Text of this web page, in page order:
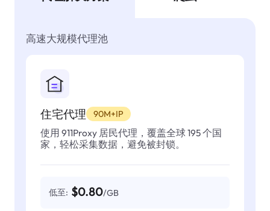
高速大规模代理池
住宅代理 90M+IP
使用 911Proxy 居民代理，覆盖全球 195 个国
家，轻松采集数据，避免被封锁。
低至: $0.80/GB